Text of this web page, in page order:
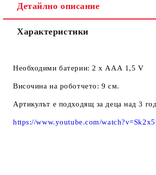
Детайлно описание
Характеристики
Необходими батерии: 2 х ААА 1,5 V
Височина на роботчето: 9 см.
Артикулът е подходящ за деца над 3
https://www.youtube.com/